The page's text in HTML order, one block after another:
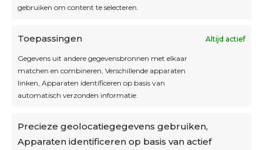
gebruiken om content te selecteren.
Toepassingen Altijd actief
Gegevens uit andere gegevensbronnen met elkaar
matchen en combineren, Verschillende apparaten
linken, Apparaten identificeren op basis van
automatisch verzonden informatie.
Precieze geolocatiegegevens gebruiken,
Apparaten identificeren op basis van actief
Algemene voorwaarden
Cookiebeleid